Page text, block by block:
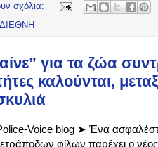
σχόλια:
ΔΙΕΘΝΗ
για τα ζώα
καλούνται,
Voice blog ➤ Ένα
φίλων παρέχει ο